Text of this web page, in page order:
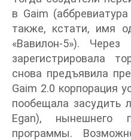
в Gaim
также, кстати, имя
«Вавилон-5»).
зарегистрировала
снова предъявила
Gaim 2.0 корпорация
пообещала засудить
Egan), нынешнего
программы.